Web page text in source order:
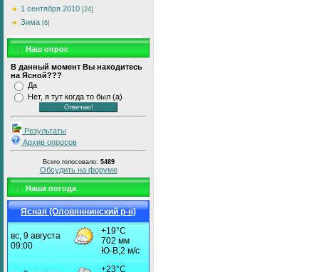
1 сентября 2010 [24]
Зима [6]
Наш опрос
В данный момент Вы находитесь
на Ясной???
Да
Нет, я тут когда то был (а)
Результаты
Архив опросов
Всего голосовало: 5489
Обсудить на форуме
Наша погода
Ясная (Оловяннинский р-н)